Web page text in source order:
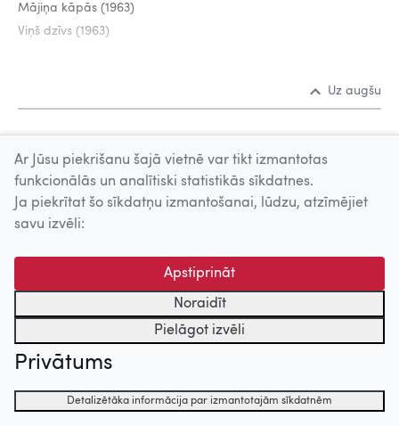
Mājiņa kāpās (1963)
Viņš dzīvs (1963)
Uz augšu
centrs. Sadarbības partneris: Latvijas Valsts
kinofotofonodokumentu arhīvs.
Ar Jūsu piekrišanu šajā vietnē var tikt izmantotas
funkcionālās un analītiski statistikās sīkdatnes.
Ja piekrītat šo sīkdatņu izmantošanai, lūdzu, atzīmējiet
savu izvēli:
Apstiprināt
Noraidīt
Pielāgot izvēli
Privātums
Detalizētāka informācija par izmantotajām sīkdatnēm